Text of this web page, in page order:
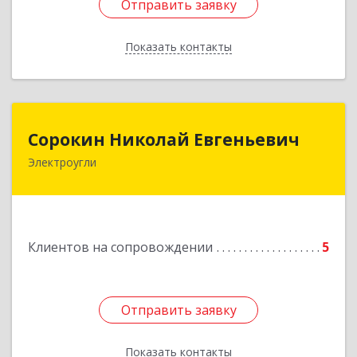
Отправить заявку
Показать контакты
Отправить заявку
Назад
Сорокин Николай Евгеньевич
Электроугли
Клиентов на сопровождении 5
Отправить заявку
Показать контакты
Сорокин Николай Евгеньевич
Отправить заявку
Назад